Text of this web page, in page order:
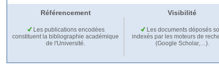
Référencement Visibilité
Les publications encodées
constituent la bibliographie académique
de l'Université.
Les documents déposés
indexés par les moteurs de
(Google Scholar,…).